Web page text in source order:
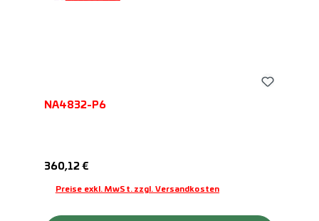
NA4832-P6
Regulärer Preis:
360,12 €
Preise exkl. MwSt. zzgl. Versandkosten